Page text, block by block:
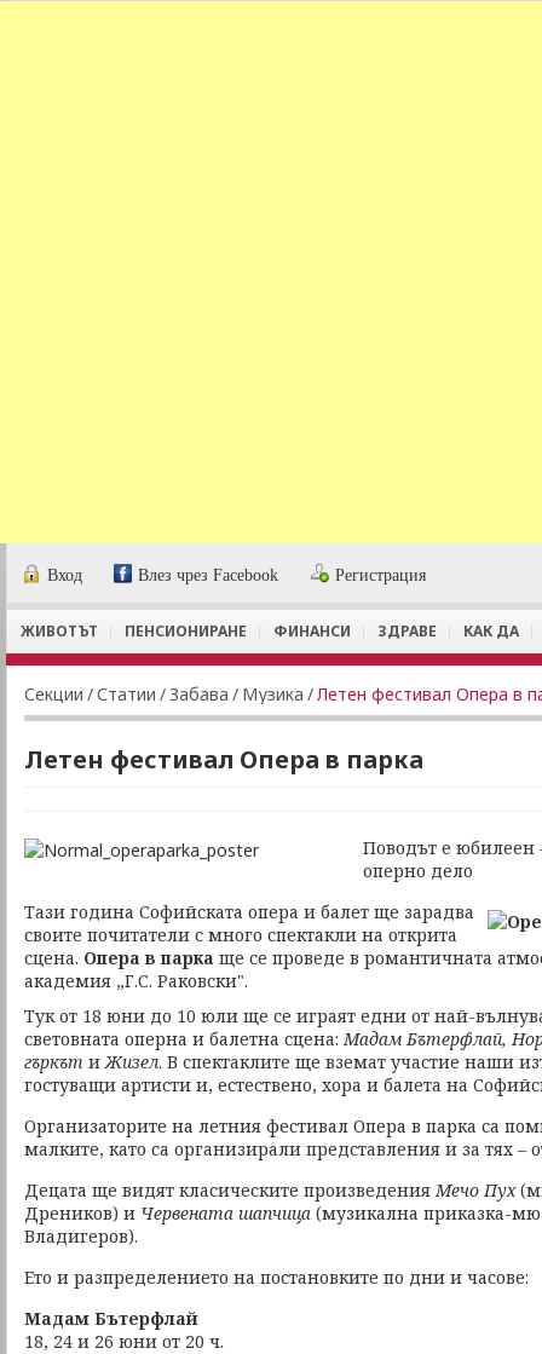
Вход Влез чрез Facebook Регистрация
ЖИВОТЪТ ПЕНСИОНИРАНЕ ФИНАНСИ ЗДРАВЕ КАК ДА
Секции /Статии / Забава / Музика /Летен фестивал Опера в
Летен фестивал Опера в парка
Поводът е юбилеен
оперно дело
Тази година Софийската опера и балет ще зарадва
своите почитатели с много спектакли на открита
сцена. Опера в парка ще се проведе в романтичната
академия „Г.С. Раковски".
Тук от 18 юни до 10 юли ще се играят едни от най-
световната оперна и балетна сцена:Мадам Бътерфлай,
гъркът иЖизел. В спектаклите ще вземат участие наши
гостуващи артисти и, естествено, хора и балета на
Организаторите на летния фестивал Опера в парка са
малките, като са организирали представления и за тях –
Децата ще видят класическите произведенияМечо Пух
Дреников) и Червената шапчица (музикална приказка-
Владигеров).
Ето и разпределението на постановките по дни и часове:
Мадам Бътерфлай
18, 24 и 26 юни от 20 ч.